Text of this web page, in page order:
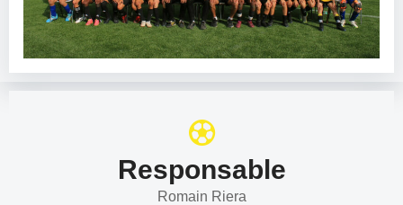
Responsable
Romain Riera